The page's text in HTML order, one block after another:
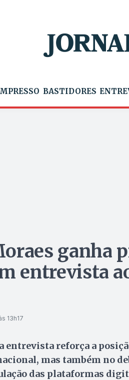
BASTIDORES
ganha
entrevista
13h17
entrevista reforça a
mas também no
das plataformas